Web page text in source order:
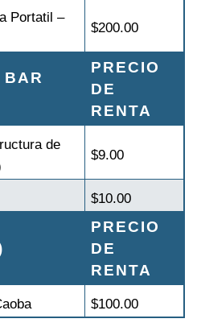
Portatil –
$200.00
BAR
PRECIO
DE
RENTA
de
$9.00
$10.00
PRECIO
DE
RENTA
$100.00